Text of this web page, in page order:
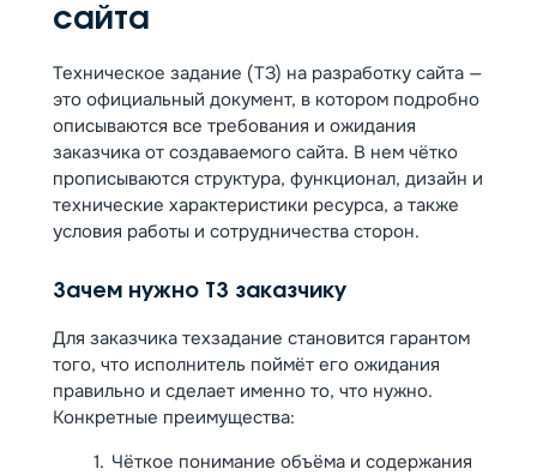
сайта
Техническое задание (ТЗ) на разработку сайта —
это официальный документ, в котором подробно
описываются все требования и ожидания
заказчика от создаваемого сайта. В нем чётко
прописываются структура, функционал, дизайн и
технические характеристики ресурса, а также
условия работы и сотрудничества сторон.
Зачем нужно ТЗ заказчику
Для заказчика техзадание становится гарантом
того, что исполнитель поймёт его ожидания
правильно и сделает именно то, что нужно.
Конкретные преимущества:
Чёткое понимание объёма и содержания